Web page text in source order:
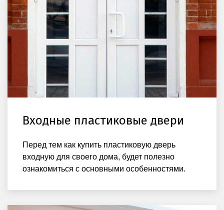
Входные пластиковые двери
Перед тем как купить пластиковую дверь
входную для своего дома, будет полезно
ознакомиться с основными особенностями.